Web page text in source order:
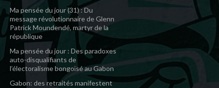
Ma pensée du jour (31) : Du
message révolutionnaire de Glenn
Patrick Moundendé, martyr de la
république
Ma pensée du jour : Des paradoxes
auto-disqualifiants de
l’électoralisme bongoïsé au Gabon
Gabon: des retraités manifestent